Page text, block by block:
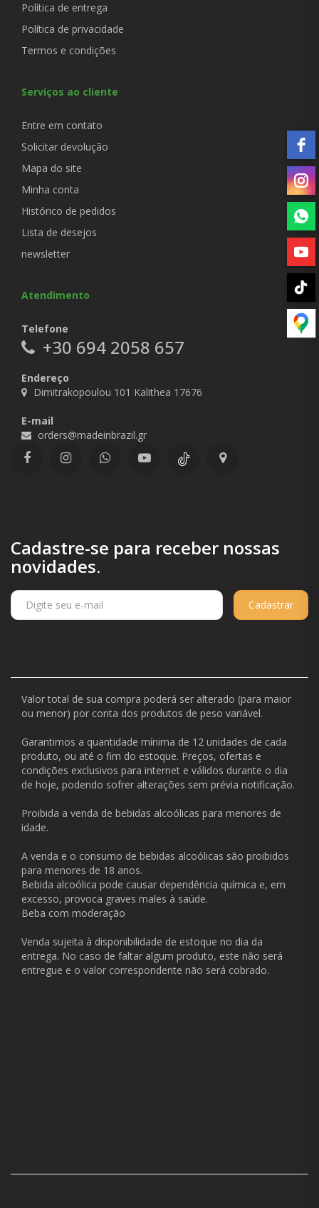
Política de entrega
Política de privacidade
Termos e condições
Serviços ao cliente
Entre em contato
Solicitar devolução
Mapa do site
Minha conta
Histórico de pedidos
Lista de desejos
newsletter
Atendimento
Telefone
+30 694 2058 657
Endereço
Dimitrakopoulou 101 Kalithea 17676
E-mail
orders@madeinbrazil.gr
Cadastre-se para receber nossas
novidades.
Cadastrar
Valor total de sua compra poderá ser alterado (para maior
ou menor) por conta dos produtos de peso variável.
Garantimos a quantidade mínima de 12 unidades de cada
produto, ou até o fim do estoque. Preços, ofertas e
condições exclusivos para internet e válidos durante o dia
de hoje, podendo sofrer alterações sem prévia notificação.
Proibida a venda de bebidas alcoólicas para menores de
idade.
A venda e o consumo de bebidas alcoólicas são proibidos
para menores de 18 anos.
Bebida alcoólica pode causar dependência química e, em
excesso, provoca graves males à saúde.
Beba com moderação
Venda sujeita à disponibilidade de estoque no dia da
entrega. No caso de faltar algum produto, este não será
entregue e o valor correspondente não será cobrado.